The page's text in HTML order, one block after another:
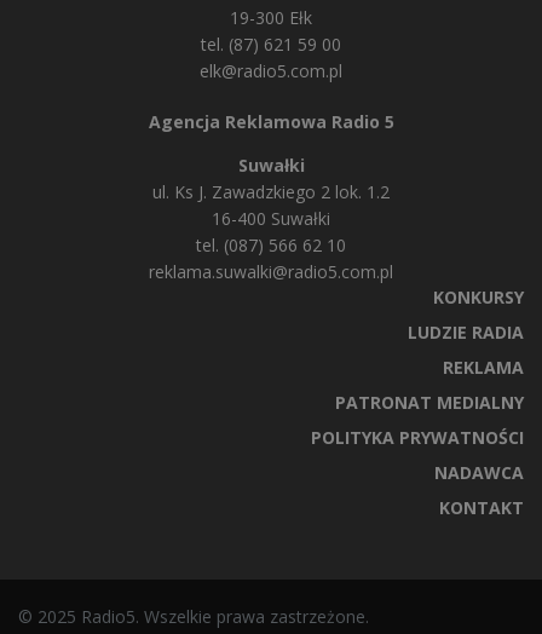
19-300 Ełk
tel. (87) 621 59 00
elk@radio5.com.pl
Agencja Reklamowa Radio 5
Suwałki
ul. Ks J. Zawadzkiego 2 lok. 1.2
16-400 Suwałki
tel. (087) 566 62 10
reklama.suwalki@radio5.com.pl
KONKURSY
LUDZIE RADIA
REKLAMA
PATRONAT MEDIALNY
POLITYKA PRYWATNOŚCI
NADAWCA
KONTAKT
© 2025 Radio5. Wszelkie prawa zastrzeżone.